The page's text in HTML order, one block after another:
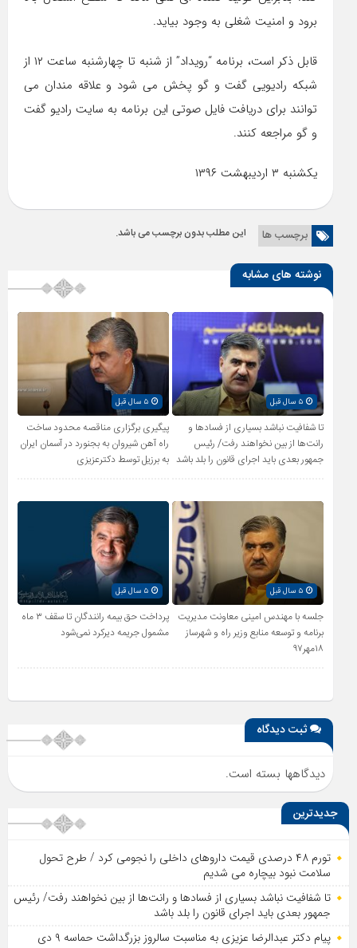
برود و امنیت شغلی به وجود بیاید.
قابل ذکر است، برنامه “رویداد” از شنبه تا چهارشنبه ساعت ۱۲ از
شبکه رادیویی گفت و گو پخش می شود و علاقه مندان می
توانند برای دریافت فایل صوتی این برنامه به سایت رادیو گفت
و گو مراجعه کنند.
یکشنبه ۳ اردیبهشت ۱۳۹۶
برچسب ها این مطلب بدون برچسب می باشد.
نوشته های مشابه
۵ سال قبل
تا شفافیت نباشد بسیاری از فساد‌ها و
رانت‌ها از بین نخواهند رفت/ رئیس
جمهور بعدی باید اجرای قانون را بلد باشد
۵ سال قبل
پیگیری برگزاری مناقصه محدود ساخت
راه آهن شیروان به بجنورد در آسمان ایران
به برزیل توسط دکترعزیزی
۵ سال قبل
جلسه با مهندس امینی معاونت مدیریت
برنامه و توسعه منابع وزیر راه و شهرساز
۱۸مهر۹۷
۵ سال قبل
پرداخت حق بیمه رانندگان تا سقف ۳ ماه
مشمول جریمه دیرکرد نمی‌شود
ثبت دیدگاه
دیدگاهها بسته است.
جدیدترین
تورم ۴۸ درصدی قیمت داروهای داخلی را نجومی کرد / طرح تحول
سلامت نبود بیچاره می شدیم
تا شفافیت نباشد بسیاری از فساد‌ها و رانت‌ها از بین نخواهند رفت/ رئیس
جمهور بعدی باید اجرای قانون را بلد باشد
پیام دکتر عبدالرضا عزیزی به مناسبت سالروز بزرگداشت حماسه ۹ دی